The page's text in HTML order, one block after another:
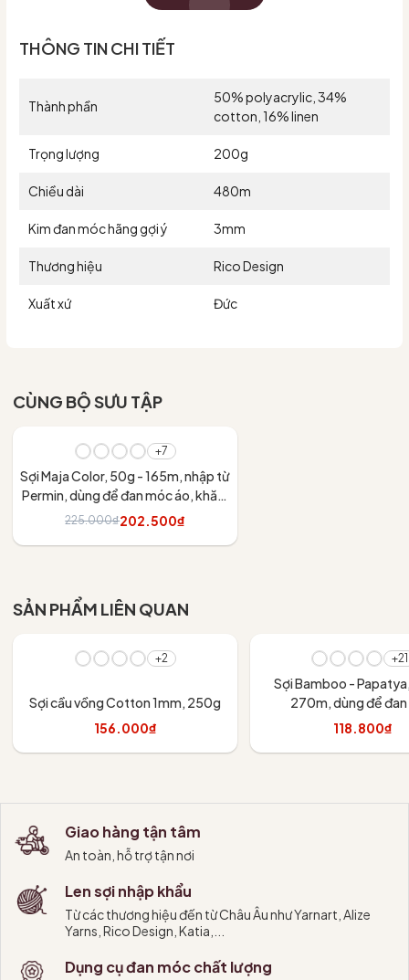
#lensoi #lensoixuanhe #soicotton #soihe #cotton
THÔNG TIN CHI TIẾT
Thành phần
50% polyacrylic, 34%
cotton, 16% linen
Trọng lượng 200g
Chiều dài 480m
Kim đan móc hãng gợi ý 3mm
Thương hiệu Rico Design
Xuất xứ Đức
CÙNG BỘ SƯU TẬP
+7
Sợi Maja Color, 50g - 165m, nhập từ
Permin, dùng để đan móc áo, khăn,
váy
225.000₫202.500₫
SẢN PHẨM LIÊN QUAN
+2
Sợi cầu vồng Cotton 1mm, 250g
156.000₫
+21
Sợi Bamboo -
270m, dùng để
118.800₫
Giao hàng tận tâm
An toàn, hỗ trợ tận nơi
Len sợi nhập khẩu
Từ các thương hiệu đến từ Châu Âu như Yarnart, Alize
Yarns, Rico Design, Katia,...
Dụng cụ đan móc chất lượng